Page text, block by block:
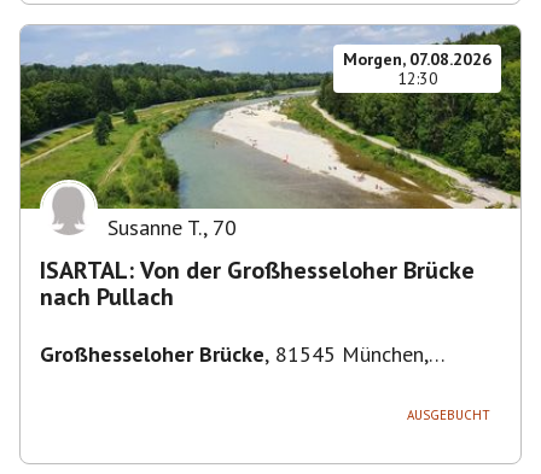
Morgen, 07.08.2026
12:30
Susanne T., 70
ISARTAL: Von der Großhesseloher Brücke
nach Pullach
Großhesseloher Brücke, 81545 München,
AUSGEBUCHT